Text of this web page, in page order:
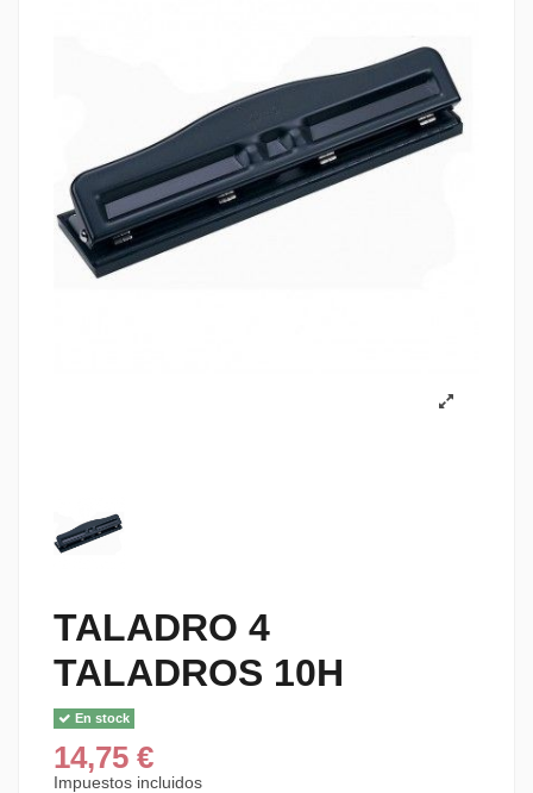
TALADRO 4
TALADROS 10H
En stock
14,75 €
Impuestos incluidos